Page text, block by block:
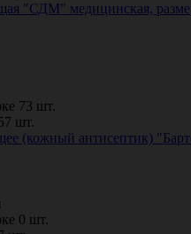
"СДМ" медицинская,
73 шт.
шт.
(кожный антисептик)
0 шт.